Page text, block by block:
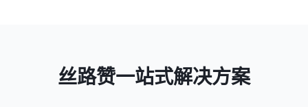
丝路赞一站式解决方案